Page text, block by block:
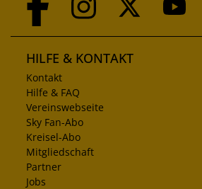
HILFE & KONTAKT
Kontakt
Hilfe & FAQ
Vereinswebseite
Sky Fan-Abo
Kreisel-Abo
Mitgliedschaft
Partner
Jobs